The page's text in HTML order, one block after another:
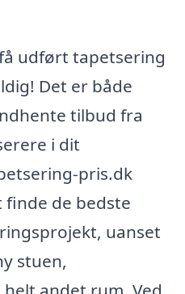
udført tapetsering
Det er både
tilbud fra
i dit
pris.dk
de bedste
uanset
stuen,